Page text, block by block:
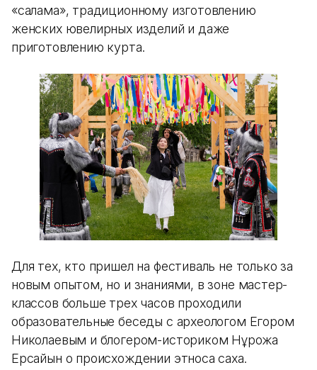
«салама», традиционному изготовлению
женских ювелирных изделий и даже
приготовлению курта.
Для тех, кто пришел на фестиваль не только за
новым опытом, но и знаниями, в зоне мастер-
классов больше трех часов проходили
образовательные беседы с археологом Егором
Николаевым и блогером-историком Нұрқожа
Ерсайын о происхождении этноса саха.